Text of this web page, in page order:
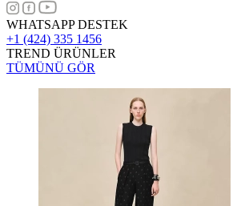
WHATSAPP DESTEK
+1 (424) 335 1456
TREND ÜRÜNLER
TÜMÜNÜ GÖR